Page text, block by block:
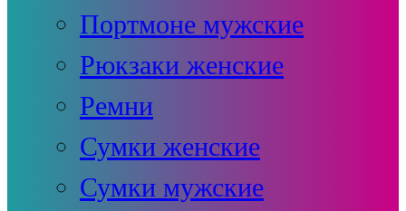
Портмоне мужские
Рюкзаки женские
Ремни
Сумки женские
Сумки мужские